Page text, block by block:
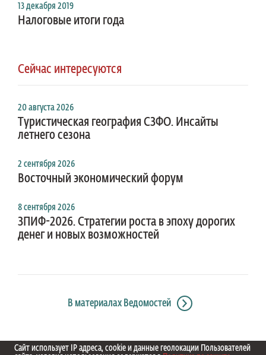
13 декабря 2019
Налоговые итоги года
Сейчас интересуются
20 августа 2026
Туристическая география СЗФО. Инсайты
летнего сезона
2 сентября 2026
Восточный экономический форум
8 сентября 2026
ЗПИФ-2026. Стратегии роста в эпоху дорогих
денег и новых возможностей
В материалах Ведомостей
Сайт использует IP адреса, cookie и данные геолокации Пользователей